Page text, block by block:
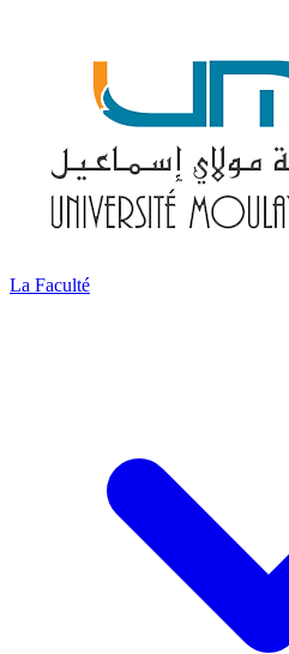
La Faculté